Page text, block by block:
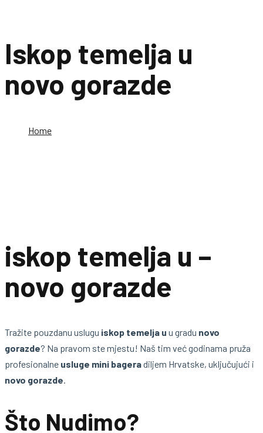
Iskop temelja u
novo gorazde
Home
iskop temelja u –
novo gorazde
Tražite pouzdanu uslugu iskop temelja u u gradu novo
gorazde? Na pravom ste mjestu! Naš tim već godinama pruža
profesionalne usluge mini bageradiljem Hrvatske, uključujući i
novo gorazde.
Što Nudimo?